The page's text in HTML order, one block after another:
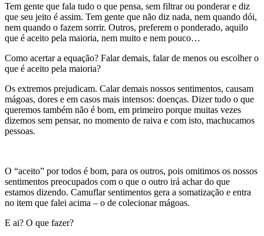
Tem gente que fala tudo o que pensa, sem filtrar ou ponderar e diz
que seu jeito é assim. Tem gente que não diz nada, nem quando dói,
nem quando o fazem sorrir. Outros, preferem o ponderado, aquilo
que é aceito pela maioria, nem muito e nem pouco…
Como acertar a equação? Falar demais, falar de menos ou escolher o
que é aceito pela maioria?
Os extremos prejudicam. Calar demais nossos sentimentos, causam
mágoas, dores e em casos mais intensos: doenças. Dizer tudo o que
queremos também não é bom, em primeiro porque muitas vezes
dizemos sem pensar, no momento de raiva e com isto, machucamos
pessoas.
O “aceito” por todos é bom, para os outros, pois omitimos os nossos
sentimentos preocupados com o que o outro irá achar do que
estamos dizendo. Camuflar sentimentos gera a somatização e entra
no item que falei acima – o de colecionar mágoas.
E ai? O que fazer?